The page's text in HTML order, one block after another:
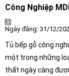
Công Nghiệp
Đẹp
Ngày đăng: 31/12/
Tủ bếp gỗ công
một trong những
thất ngày càng